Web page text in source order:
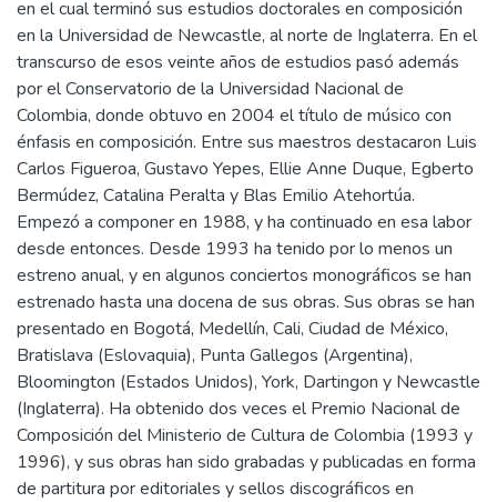
en el cual terminó sus estudios doctorales en composición
en la Universidad de Newcastle, al norte de Inglaterra. En el
transcurso de esos veinte años de estudios pasó además
por el Conservatorio de la Universidad Nacional de
Colombia, donde obtuvo en 2004 el título de músico con
énfasis en composición. Entre sus maestros destacaron Luis
Carlos Figueroa, Gustavo Yepes, Ellie Anne Duque, Egberto
Bermúdez, Catalina Peralta y Blas Emilio Atehortúa.
Empezó a componer en 1988, y ha continuado en esa labor
desde entonces. Desde 1993 ha tenido por lo menos un
estreno anual, y en algunos conciertos monográficos se han
estrenado hasta una docena de sus obras. Sus obras se han
presentado en Bogotá, Medellín, Cali, Ciudad de México,
Bratislava (Eslovaquia), Punta Gallegos (Argentina),
Bloomington (Estados Unidos), York, Dartingon y Newcastle
(Inglaterra). Ha obtenido dos veces el Premio Nacional de
Composición del Ministerio de Cultura de Colombia (1993 y
1996), y sus obras han sido grabadas y publicadas en forma
de partitura por editoriales y sellos discográficos en